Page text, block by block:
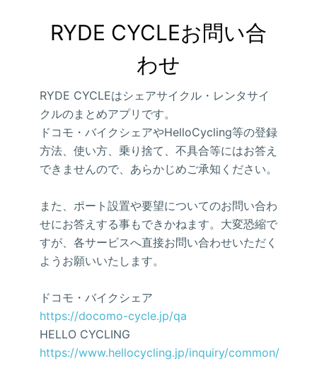
RYDE CYCLEお問い合
わせ
RYDE CYCLEはシェアサイクル・レンタサイ
クルのまとめアプリです。
ドコモ・バイクシェアやHelloCycling等の登録
方法、使い方、乗り捨て、不具合等にはお答え
できませんので、あらかじめご承知ください。
また、ポート設置や要望についてのお問い合わ
せにお答えする事もできかねます。大変恐縮で
すが、各サービスへ直接お問い合わせいただく
ようお願いいたします。
ドコモ・バイクシェア
https://docomo-cycle.jp/qa
HELLO CYCLING
https://www.hellocycling.jp/inquiry/common/